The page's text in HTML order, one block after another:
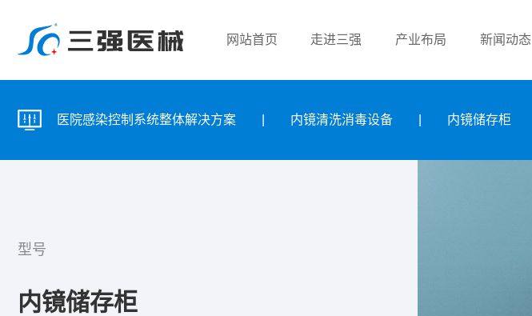
网站首页 走进三强 产业布局 新闻动态
| 医院感染控制系统整体解决方案 内镜清洗消毒设备 内镜储存柜
型号
内镜储存柜